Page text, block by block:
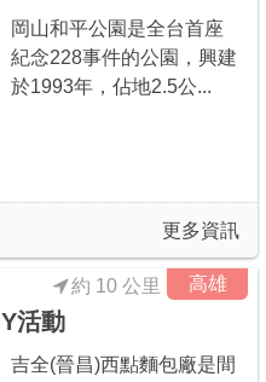
岡山和平公園是全台首座
紀念228事件的公園，興建
於1993年，佔地2.5公...
更多資訊
高雄
活動
約 10 公里
吉全(晉昌)西點麵包廠是間